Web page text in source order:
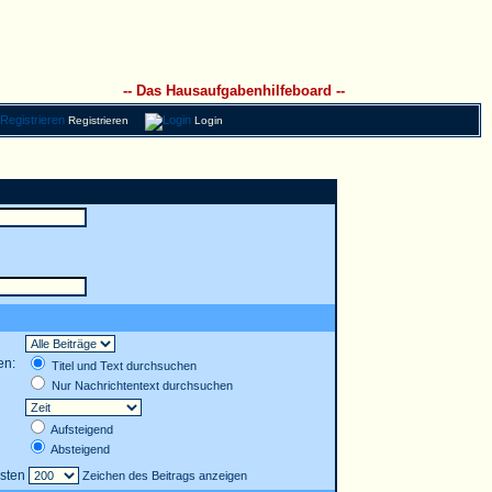
-- Das Hausaufgabenhilfeboard --
Registrieren Login
Titel und Text durchsuchen
Nur Nachrichtentext durchsuchen
Aufsteigend
Absteigend
Zeichen des Beitrags anzeigen